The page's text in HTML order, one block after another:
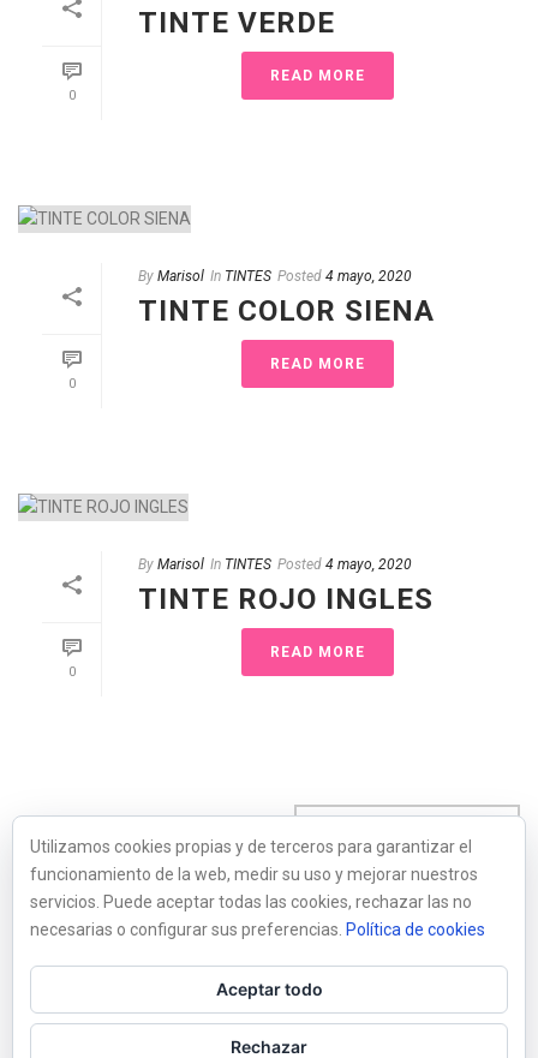
0
TINTE VERDE
READ MORE
0
By Marisol In TINTES Posted 4 mayo, 2020
TINTE COLOR SIENA
READ MORE
0
By Marisol In TINTES Posted 4 mayo, 2020
TINTE ROJO INGLES
READ MORE
1 2 3
page1of3
Utilizamos cookies propias y de terceros para garantizar el
funcionamiento de la web, medir su uso y mejorar nuestros
servicios. Puede aceptar todas las cookies, rechazar las no
necesarias o configurar sus preferencias. Política de cookies
Aceptar todo
Rechazar